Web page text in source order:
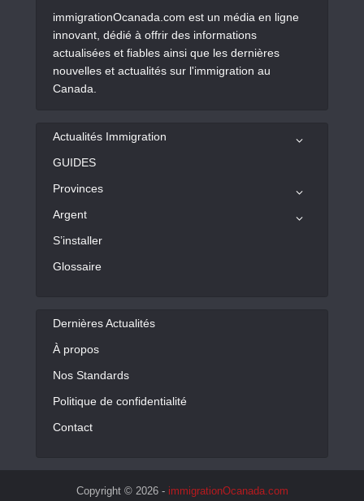
immigrationOcanada.com est un média en ligne
innovant, dédié à offrir des informations
actualisées et fiables ainsi que les dernières
nouvelles et actualités sur l'immigration au
Canada.
Actualités Immigration
GUIDES
Provinces
Argent
S’installer
Glossaire
Dernières Actualités
À propos
Nos Standards
Politique de confidentialité
Contact
Copyright © 2026 - immigrationOcanada.com